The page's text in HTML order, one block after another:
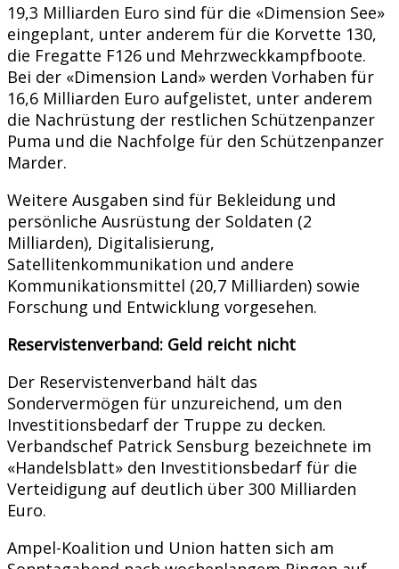
19,3 Milliarden Euro sind für die «Dimension See»
eingeplant, unter anderem für die Korvette 130,
die Fregatte F126 und Mehrzweckkampfboote.
Bei der «Dimension Land» werden Vorhaben für
16,6 Milliarden Euro aufgelistet, unter anderem
die Nachrüstung der restlichen Schützenpanzer
Puma und die Nachfolge für den Schützenpanzer
Marder.
Weitere Ausgaben sind für Bekleidung und
persönliche Ausrüstung der Soldaten (2
Milliarden), Digitalisierung,
Satellitenkommunikation und andere
Kommunikationsmittel (20,7 Milliarden) sowie
Forschung und Entwicklung vorgesehen.
Reservistenverband: Geld reicht nicht
Der Reservistenverband hält das
Sondervermögen für unzureichend, um den
Investitionsbedarf der Truppe zu decken.
Verbandschef Patrick Sensburg bezeichnete im
«Handelsblatt» den Investitionsbedarf für die
Verteidigung auf deutlich über 300 Milliarden
Euro.
Ampel-Koalition und Union hatten sich am